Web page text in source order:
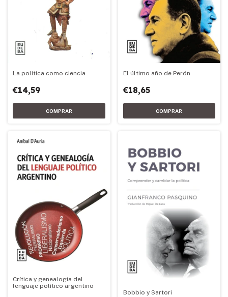
La política como ciencia
€14,59
El último año de Perón
€18,65
Crítica y genealogía del
lenguaje político argentino
Bobbio y Sartori